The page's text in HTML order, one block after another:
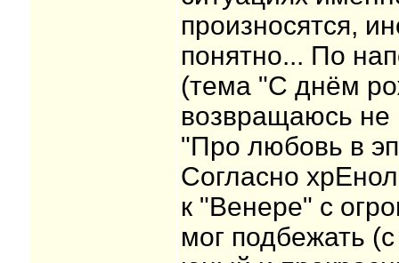
произносятся,
понятно... По
(тема "С днём
возвращаюсь не
"Про любовь в
Согласно
к "Венере" с
мог подбежать